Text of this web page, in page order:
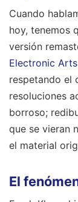
Cuando
hoy, tenemos
versión
Electronic Arts
respetando el
resoluciones
borroso;
que se vieran
el material
El